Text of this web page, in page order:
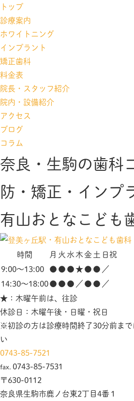
トップ
診療案内
ホワイトニング
インプラント
矯正歯科
料金表
院長・スタッフ紹介
院内・設備紹介
アクセス
ブログ
コラム
奈良・生駒の歯科
防・矯正・インプ
有山おとなこども
時間 月 火水木金土 日祝
9:00～13:00 ●●●★●● ／
14:30～18:00●●● ／●● ／
★ ：木曜午前は、往診
休診日：木曜午後・日曜・祝日
※初診の方は診療時間終了30分前ま
い
0743-85-7521
fax. 0743-85-7531
〒630-0112
奈良県生駒市鹿ノ台東2丁目4番１